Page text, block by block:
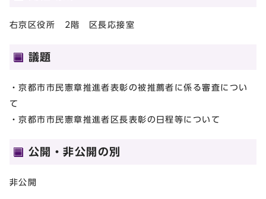
右京区役所 2階 区長応接室
議題
・京都市市民憲章推進者表彰の被推薦者に係る審査につい
て
・京都市市民憲章推進者区長表彰の日程等について
公開・非公開の別
非公開